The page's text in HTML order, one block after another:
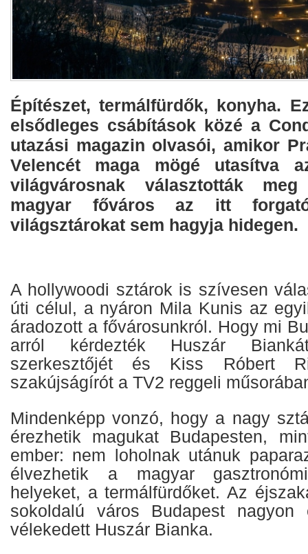
Építészet, termálfürdők, konyha.
elsődleges csábítások közé a
utazási magazin olvasói, amikor
Velencét maga mögé utasítva
világvárosnak választották
magyar főváros az itt
világsztárokat sem hagyja hidegen.
A hollywoodi sztárok is szívesen
úti célul, a nyáron Mila Kunis az
áradozott a fővárosunkról. Hogy mi
arról kérdezték Huszár
szerkesztőjét és Kiss Róbert
szakújságírót a TV2 reggeli
Mindenképp vonzó, hogy a nagy
érezhetik magukat Budapesten,
ember: nem loholnak utánuk
élvezhetik a magyar
helyeket, a termálfürdőket. Az
sokoldalú város Budapest nagyon
vélekedett Huszár Bianka.